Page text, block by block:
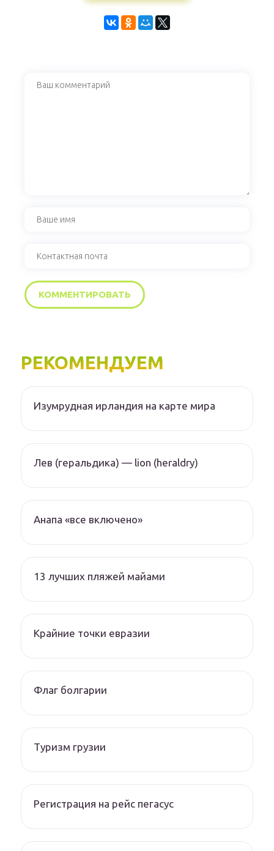
РЕКОМЕНДУЕМ
Изумрудная ирландия на карте мира
Лев (геральдика) — lion (heraldry)
Анапа «все включено»
13 лучших пляжей майами
Крайние точки евразии
Флаг болгарии
Туризм грузии
Регистрация на рейс пегасус